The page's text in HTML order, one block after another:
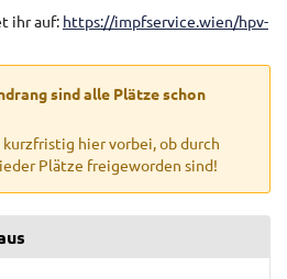
ihr auf: https://impfservice.wien/hpv-
sind alle Plätze schon
kurzfristig hier vorbei, ob durch
Plätze freigeworden sind!